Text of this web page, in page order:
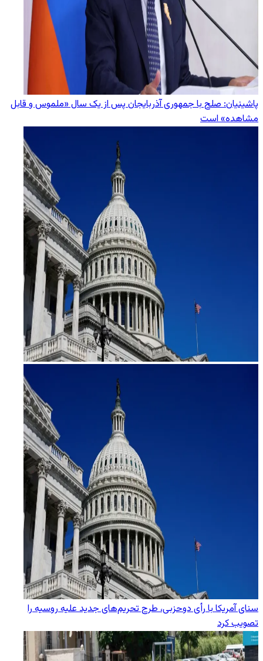
پاشینیان: صلح با جمهوری آذربایجان پس از یک سال «ملموس و قابل
مشاهده» است
سنای آمریکا با رأی دوحزبی، طرح تحریم‌های جدید علیه روسیه را
تصویب کرد